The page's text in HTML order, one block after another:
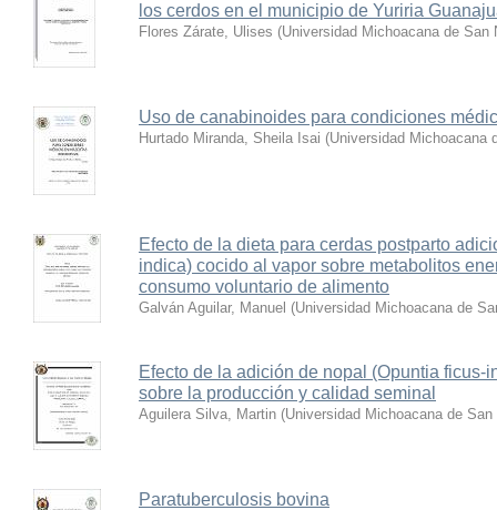
los cerdos en el municipio de Yuriria
Flores Zárate, Ulises (Universidad Michoacana de San
Uso de canabinoides para condiciones
Hurtado Miranda, Sheila Isai (Universidad Michoacana
Efecto de la dieta para cerdas postparto
indica) cocido al vapor sobre metabolitos
consumo voluntario de alimento
Galván Aguilar, Manuel (Universidad Michoacana de
Efecto de la adición de nopal (Opuntia ficus-
sobre la producción y calidad seminal
Aguilera Silva, Martin (Universidad Michoacana de
Paratuberculosis bovina